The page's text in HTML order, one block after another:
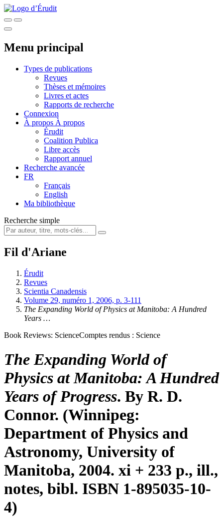
Menu principal
Types de publications
Revues
Thèses et mémoires
Livres et actes
Rapports de recherche
Connexion
À propos À propos
Érudit
Coalition Publica
Libre accès
Rapport annuel
Recherche avancée
FR
Français
English
Ma bibliothèque
Recherche simple
Fil d'Ariane
Érudit
Revues
Scientia Canadensis
Volume 29, numéro 1, 2006, p. 3-111
The Expanding World of Physics at Manitoba: A Hundred
Years …
Book Reviews: ScienceComptes rendus : Science
The Expanding World of
Physics at Manitoba: A Hundred
Years of Progress. By R. D.
Connor. (Winnipeg:
Department of Physics and
Astronomy, University of
Manitoba, 2004. xi + 233 p., ill.,
notes, bibl. ISBN 1-895035-10-
4)